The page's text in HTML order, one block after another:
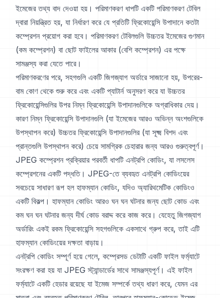
ইমেজের তথ্য বাদ দেওয়া হয়। পরিমাণকরণ ধাপটি একটি পরিমাণকরণ টেবিল
দ্বারা নিয়ন্ত্রিত হয়, যা নির্ধারণ করে যে প্রতিটি ফ্রিকোয়েন্সি উপাদানে কতটা
কম্প্রেশন প্রয়োগ করা হবে। পরিমাণকরণ টেবিলগুলি উচ্চতর ইমেজের গুণমান
(কম কম্প্রেশন) বা ছোট ফাইলের আকার (বেশি কম্প্রেশন) এর পক্ষে
সামঞ্জস্য করা যেতে পারে।
পরিমাণকরণের পরে, সহগগুলি একটি জিগজ্যাগ অর্ডারে সাজানো হয়, উপরের-
বাম কোণ থেকে শুরু করে এবং একটি প্যাটার্ন অনুসরণ করে যা উচ্চতর
ফ্রিকোয়েন্সিগুলির উপর নিম্ন ফ্রিকোয়েন্সি উপাদানগুলিকে অগ্রাধিকার দেয়।
কারণ নিম্ন ফ্রিকোয়েন্সি উপাদানগুলি (যা ইমেজের আরও অভিন্ন অংশগুলিকে
উপস্থাপন করে) উচ্চতর ফ্রিকোয়েন্সি উপাদানগুলির (যা সূক্ষ্ম বিশদ এবং
প্রান্তগুলি উপস্থাপন করে) চেয়ে সামগ্রিক চেহারার জন্য আরও গুরুত্বপূর্ণ।
JPEG কম্প্রেশন প্রক্রিয়ার পরবর্তী ধাপটি এনট্রপি কোডিং, যা লসলেস
কম্প্রেশনের একটি পদ্ধতি। JPEG-তে ব্যবহৃত এনট্রপি কোডিংয়ের
সবচেয়ে সাধারণ রূপ হল হাফম্যান কোডিং, যদিও অ্যারিথমেটিক কোডিংও
একটি বিকল্প। হাফম্যান কোডিং আরও ঘন ঘন ঘটনার জন্য ছোট কোড এবং
কম ঘন ঘন ঘটনার জন্য দীর্ঘ কোড বরাদ্দ করে কাজ করে। যেহেতু জিগজ্যাগ
অর্ডারিং একই রকম ফ্রিকোয়েন্সি সহগগুলিকে একসাথে গ্রুপ করে, তাই এটি
হাফম্যান কোডিংয়ের দক্ষতা বাড়ায়।
এনট্রপি কোডিং সম্পূর্ণ হয়ে গেলে, কম্প্রেসড ডেটাটি একটি ফাইল ফর্ম্যাটে
সংরক্ষণ করা হয় যা JPEG স্ট্যান্ডার্ডের সাথে সামঞ্জস্যপূর্ণ। এই ফাইল
ফর্ম্যাটে একটি হেডার রয়েছে যা ইমেজ সম্পর্কে তথ্য ধারণ করে, যেমন এর